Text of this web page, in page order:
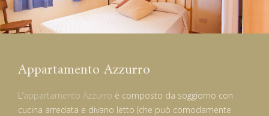
Appartamento Azzurro
L’appartamento Azzurro è composto da soggiorno con
cucina arredata e divano letto (che può comodamente